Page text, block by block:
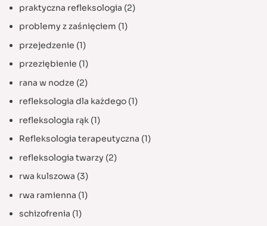
praktyczna refleksologia (2)
problemy z zaśnięciem (1)
przejedzenie (1)
przeziębienie (1)
rana w nodze (2)
refleksologia dla każdego(1)
refleksologia rąk(1)
Refleksologia terapeutyczna (1)
refleksologia twarzy (2)
rwa kulszowa (3)
rwa ramienna (1)
schizofrenia (1)